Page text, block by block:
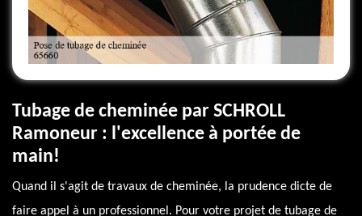
Tubage de cheminée par SCHROLL
Ramoneur : l'excellence à portée de
main!
Quand il s'agit de travaux de cheminée, la prudence dicte de
faire appel à un professionnel. Pour votre projet de tubage de